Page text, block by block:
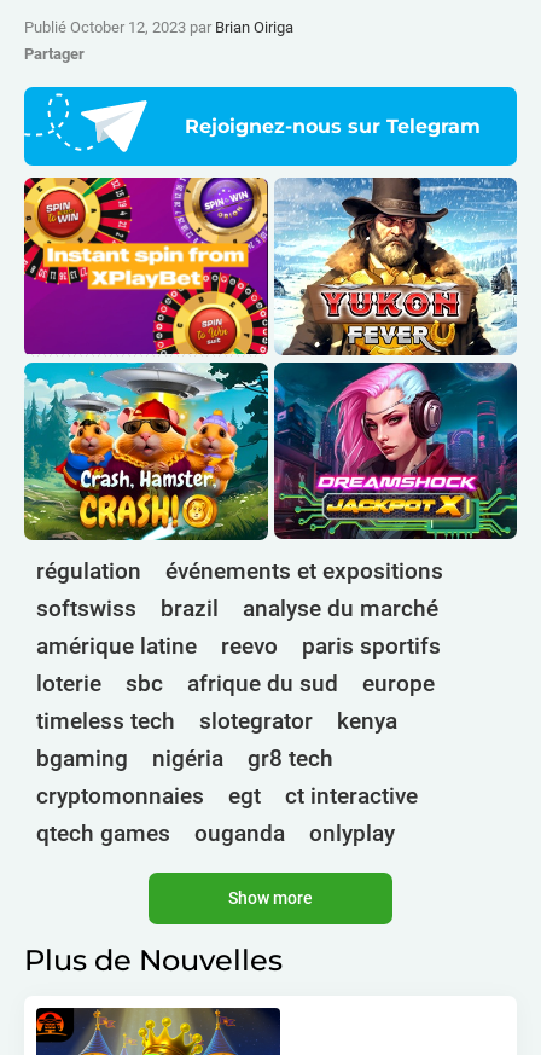
Publié October 12, 2023 par Brian Oiriga
Partager
Rejoignez-nous sur Telegram
régulation
événements et expositions
softswiss
brazil
analyse du marché
amérique latine
reevo
paris sportifs
loterie
sbc afrique du sud
europe
timeless tech
slotegrator
kenya
bgaming
nigéria
gr8 tech
cryptomonnaies
egt
ct interactive
qtech games
ouganda
onlyplay
inde endorphina
ghana
elk nolimit
technologies
golden race
esports
atomic slot lab
Show more
Plus de Nouvelles